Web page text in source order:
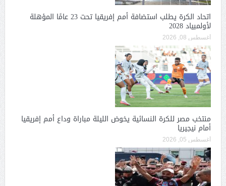
اتحاد الكرة يطلب استضافة أمم إفريقيا تحت 23 عامًا المؤهلة
لأولمبياد 2028
أغسطس 08, 2026
منتخب مصر للكرة النسائية يخوض الليلة مباراة وداع أمم إفريقيا
أمام نيجيريا
أغسطس 05, 2026